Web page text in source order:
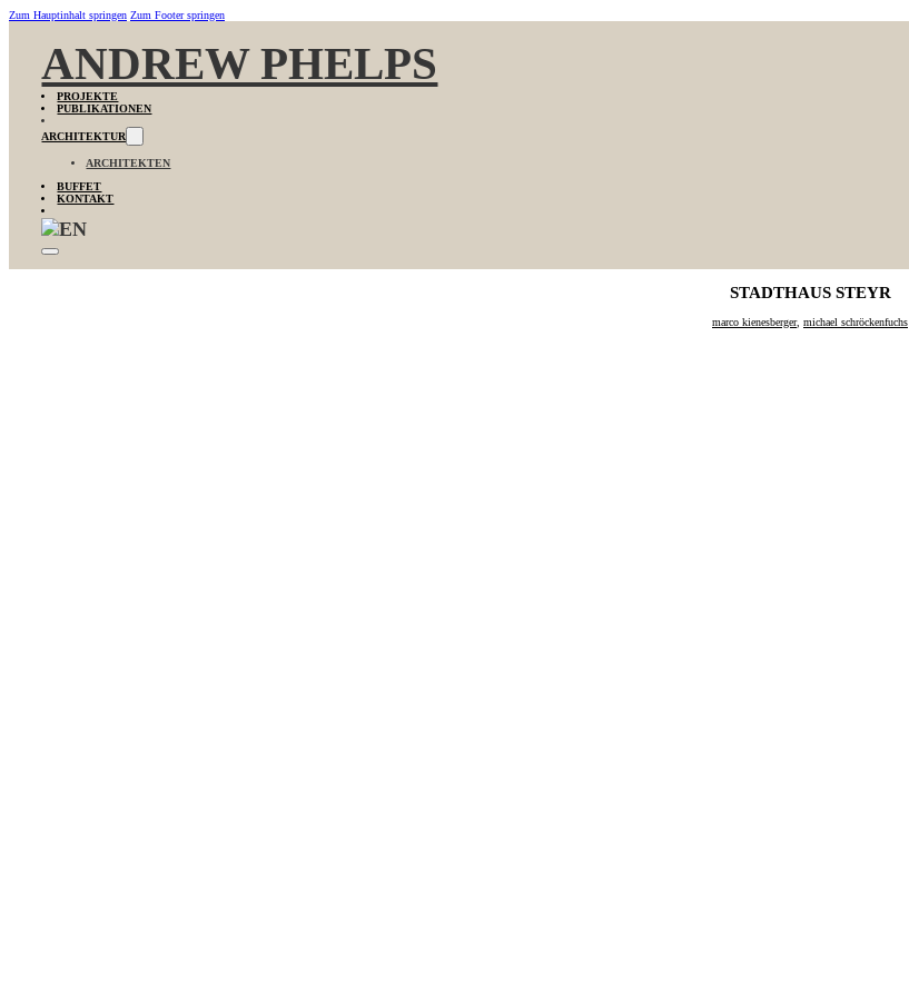
Zum Hauptinhalt springen Zum Footer springen
ANDREW PHELPS
PROJEKTE
PUBLIKATIONEN
ARCHITEKTUR
ARCHITEKTEN
BUFFET
KONTAKT
STADTHAUS STEYR
marco kienesberger, michael schröckenfuchs